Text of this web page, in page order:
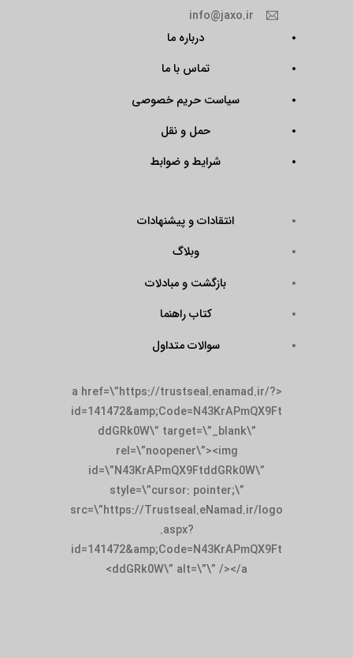
info@jaxo.ir
درباره ما
تماس با ما
سیاست حریم خصوصی
حمل و نقل
شرایط و ضوابط
انتقادات و پیشنهادات
وبلاگ
بازگشت و مبادلات
کتاب راهنما
سوالات متداول
<a href=\”https://trustseal.enamad.ir/?
id=141472&amp;Code=N43KrAPmQX9Ft
ddGRk0W\” target=\”_blank\”
rel=\”noopener\”><img
id=\”N43KrAPmQX9FtddGRk0W\”
style=\”cursor: pointer;\”
src=\”https://Trustseal.eNamad.ir/logo
.aspx?
id=141472&amp;Code=N43KrAPmQX9Ft
ddGRk0W\” alt=\”\” /></a>